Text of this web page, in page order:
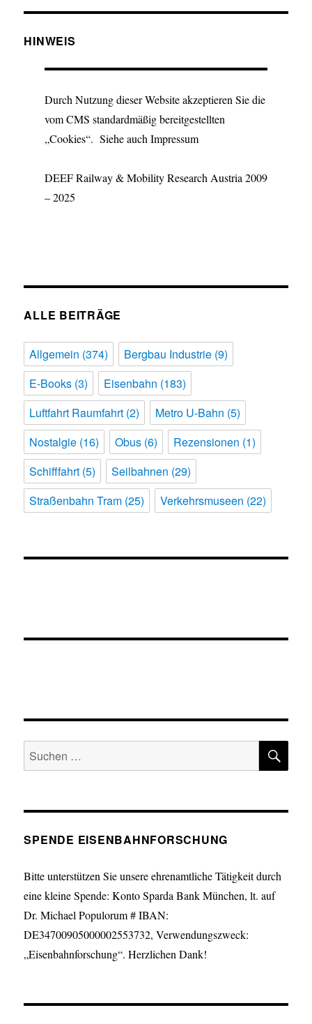
HINWEIS
Durch Nutzung dieser Website akzeptieren Sie die
vom CMS standardmäßig bereitgestellten
„Cookies“. Siehe auch Impressum
DEEF Railway & Mobility Research Austria 2009
– 2025
ALLE BEITRÄGE
Allgemein (374) Bergbau Industrie (9)
E-Books (3) Eisenbahn (183)
Luftfahrt Raumfahrt (2) Metro U-Bahn (5)
Nostalgie (16) Obus (6) Rezensionen (1)
Schifffahrt (5) Seilbahnen (29)
Straßenbahn Tram (25) Verkehrsmuseen (22)
Suche
nach:
SPENDE EISENBAHNFORSCHUNG
Bitte unterstützen Sie unsere ehrenamtliche Tätigkeit durch
eine kleine Spende: Konto Sparda Bank München, lt. auf
Dr. Michael Populorum # IBAN:
DE34700905000002553732, Verwendungszweck:
„Eisenbahnforschung“. Herzlichen Dank!